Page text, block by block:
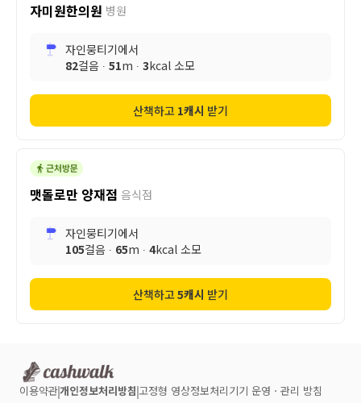
자미원한의원 병원
자인뭉티기에서
82걸음 ∙ 51m ∙ 3kcal 소모
산책하고 1캐시 받기
맷돌로만 양재점 음식점
자인뭉티기에서
105걸음 ∙ 65m ∙ 4kcal 소모
산책하고5캐시 받기
이용약관개인정보처리방침 고정형 영상정보처리기기 운영ㆍ관리 방침